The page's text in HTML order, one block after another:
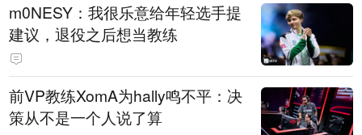
m0NESY：我很乐意给年轻选手提
建议，退役之后想当教练
前VP教练XomA为hally鸣不平：决
策从不是一个人说了算